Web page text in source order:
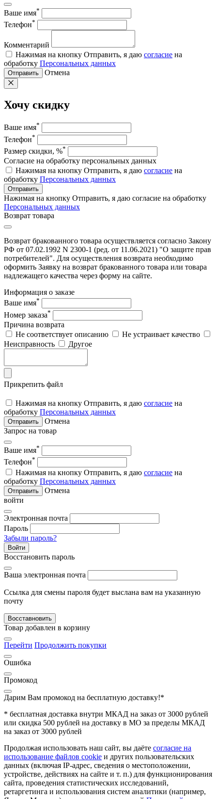
Ваше имя*
Телефон*
Комментарий
Нажимая на кнопку Отправить, я даю согласие на
обработку Персональных данных
Отправить Отмена
Хочу скидку
Ваше имя*
Телефон*
Размер скидки, %*
Согласие на обработку персональных данных
Нажимая на кнопку Отправить, я даю согласие на
обработку Персональных данных
Отправить
Нажимая на кнопку Отправить, я даю согласие на обработку
Персональных данных
Возврат товара
Возврат бракованного товара осуществляется согласно Закону
РФ от 07.02.1992 N 2300-1 (ред. от 11.06.2021) "О защите прав
потребителей". Для осуществления возврата необходимо
оформить Заявку на возврат бракованного товара или товара
надлежащего качества через форму на сайте.
Информация о заказе
Ваше имя*
Номер заказа*
Причина возврата
Не соответствует описанию
Не устраивает качество
Неисправность
Другое
Прикрепить файл
Нажимая на кнопку Отправить, я даю согласие на
обработку Персональных данных
Отправить
Отмена
Запрос на товар
Ваше имя*
Телефон*
Нажимая на кнопку Отправить, я даю согласие на
обработку Персональных данных
Отправить
Отмена
войти
Электронная почта
Пароль
Забыли пароль?
Войти
Восстановить пароль
Ваша электронная почта
Ссылка для смены пароля будет выслана вам на указанную
почту
Восставновить
Товар добавлен в корзину
Перейти Продолжить покупки
Ошибка
Промокод
Дарим Вам промокод на бесплатную доставку!*
* бесплатная доставка внутри МКАД на заказ от 3000 рублей
или скидка 500 рублей на доставку в МО за пределы МКАД
на заказ от 3000 рублей
Продолжая использовать наш сайт, вы даёте согласие на
использование файлов cookie и других пользовательских
данных (включая IP-адрес, сведения о местоположении,
устройстве, действиях на сайте и т. п.) для функционирования
сайта, проведения статистических исследований,
ретаргетинга и использования систем аналитики (например,